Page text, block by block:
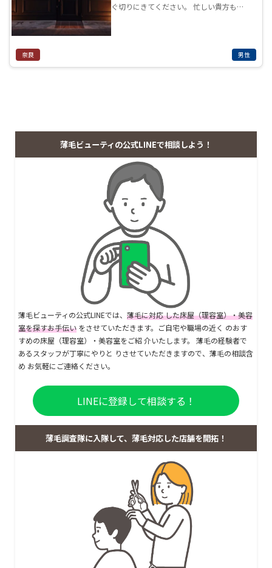
ぐ切りにきてください。 忙しい貴方も…
奈良 男性
薄毛ビューティの公式LINEで相談しよう！
薄毛ビューティの公式LINEでは、 薄毛に対応 した床屋（理容室）・美容
室を探すお手伝い をさせていただきます。ご自宅や職場の近く のおす
すめの床屋（理容室）・美容室をご紹 介いたします。 薄毛の経験者で
あるスタッフが丁寧にやりと りさせていただきますので、薄毛の相談含
め お気軽にご連絡ください。
LINEに登録して相談する！
薄毛調査隊に入隊して、薄毛対応した店舗を開拓！